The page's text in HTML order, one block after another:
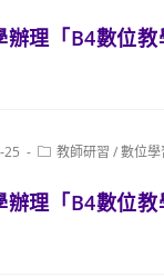
辦理「B4數位
25
Post教師研習 /數位學
辦理「B4數位